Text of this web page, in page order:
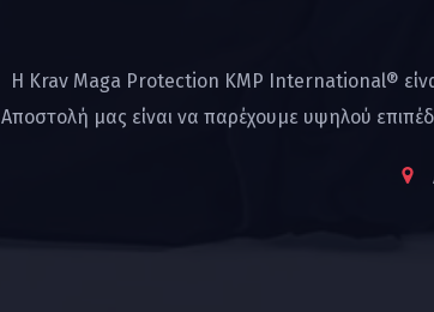
Η Krav Maga Protection KMP International®
Αποστολή μας είναι να παρέχουμε υψηλού